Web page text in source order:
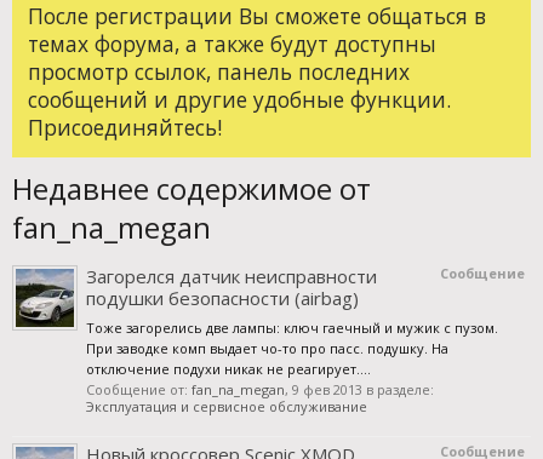
После регистрации Вы сможете общаться в
темах форума, а также будут доступны
просмотр ссылок, панель последних
сообщений и другие удобные функции.
Присоединяйтесь!
Недавнее содержимое от
fan_na_megan
Сообщение
Загорелся датчик неисправности
подушки безопасности (airbag)
Тоже загорелись две лампы: ключ гаечный и мужик с пузом.
При заводке комп выдает чо-то про пасс. подушку. На
отключение подухи никак не реагирует....
Сообщение от: fan_na_megan, 9 фев 2013 в разделе:
Эксплуатация и сервисное обслуживание
Сообщение
Новый кроссовер Scenic XMOD